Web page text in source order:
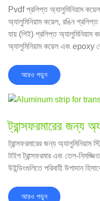
Pvdf প্রলিপ্ত অ্যালুমিনিয়াম
অ্যালুমিনিয়াম কয়েল, রঙিন প্রলিপ্ত
যায় (পিই) প্রলিপ্ত অ্যালুমিনিয়াম
অ্যালুমিনিয়াম কয়েল এবং epoxy
আরও পড়ুন
ট্রান্সফরমারের জন্য
ট্রান্সফরমারের জন্য অ্যালুমিনিয়াম
টাইপ ট্রান্সফরমার এবং তেল-
উইন্ডিংগুলিতে পরিবাহী উপাদান
আরও পড়ুন